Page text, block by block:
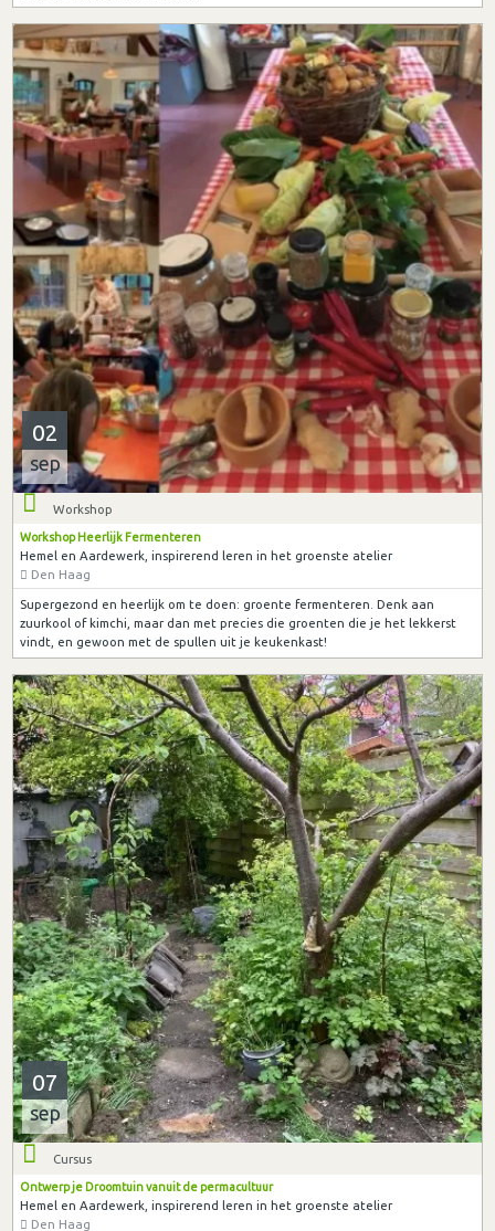
02
sep
Workshop
Workshop Heerlijk Fermenteren
Hemel en Aardewerk, inspirerend leren in het groenste atelier
Den Haag
Supergezond en heerlijk om te doen: groente fermenteren. Denk aan
zuurkool of kimchi, maar dan met precies die groenten die je het lekkerst
vindt, en gewoon met de spullen uit je keukenkast!
07
sep
Cursus
Ontwerp je Droomtuin vanuit de permacultuur
Hemel en Aardewerk, inspirerend leren in het groenste atelier
Den Haag